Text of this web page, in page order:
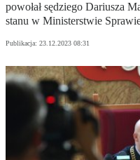
powołał sędziego Dariusza
stanu w Ministerstwie
Publikacja: 23.12.2023 08:31